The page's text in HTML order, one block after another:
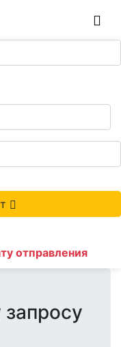
отправления